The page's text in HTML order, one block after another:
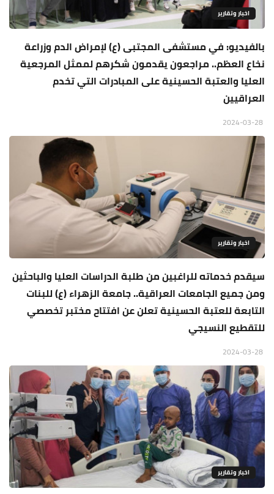
اخبار وتقارير
بالفيديو: في مستشفى المجتبى (ع) لإمراض الدم وزراعة
نخاع العظم.. مراجعون يقدمون شكرهم لممثل المرجعية
العليا والعتبة الحسينية على المبادرات التي تخدم
العراقيين
اخبار وتقارير
سيقدم خدماته للراغبين من طلبة الدراسات العليا والباحثين
ومن جميع الجامعات العراقية.. جامعة الزهراء (ع) للبنات
التابعة للعتبة الحسينية تعلن عن افتتاح مختبر تخصصي
للتقطيع النسيجي
اخبار وتقارير